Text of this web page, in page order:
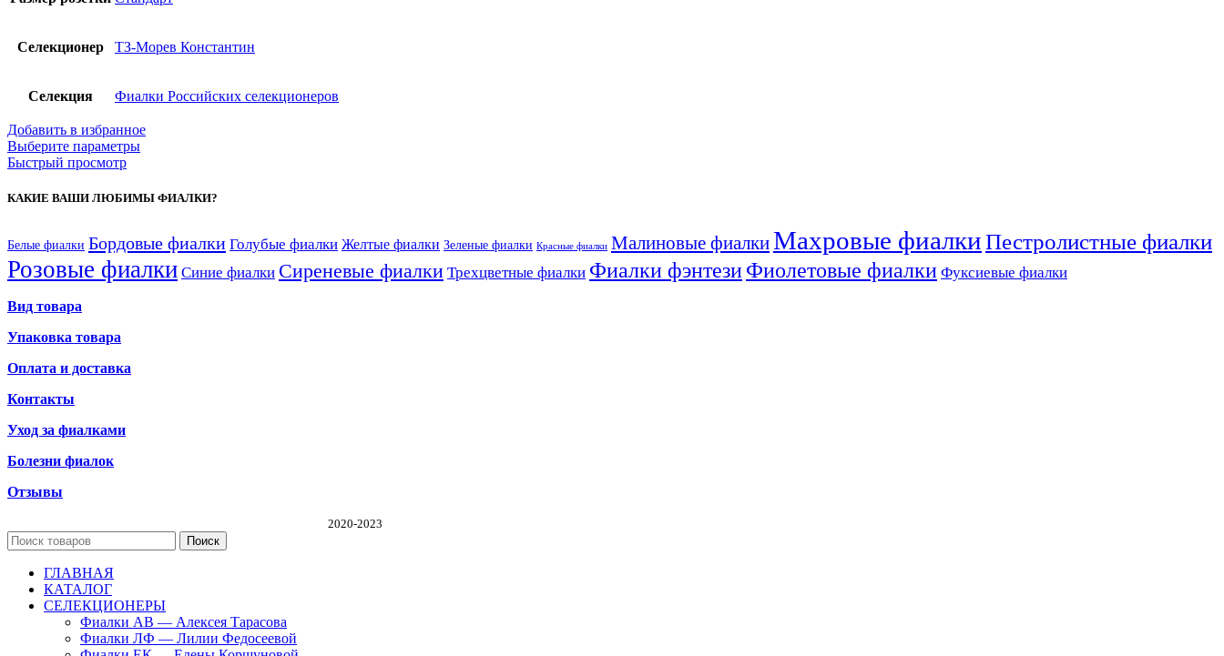
Селекционер ТЗ-Морев Константин
Селекция Фиалки Российских селекционеров
Добавить в избранное
Выберите параметры
Быстрый просмотр
КАКИЕ ВАШИ ЛЮБИМЫ ФИАЛКИ?
Белые фиалки Бордовые фиалки Голубые фиалки Желтые фиалки Зеленые фиалки Красные фиалки Малиновые фиалкиМахровые фиалкиПестролистные фиалки
Розовые фиалки Синие фиалки Сиреневые фиалки Трехцветные фиалки Фиалки фэнтезиФиолетовые фиалки Фуксиевые фиалки
Вид товара
Упаковка товара
Оплата и доставка
Контакты
Уход за фиалками
Болезни фиалок
Отзывы
2020-2023
Поиск
ГЛАВНАЯ
КАТАЛОГ
СЕЛЕКЦИОНЕРЫ
Фиалки АВ — Алексея Тарасова
Фиалки ЛФ — Лилии Федосеевой